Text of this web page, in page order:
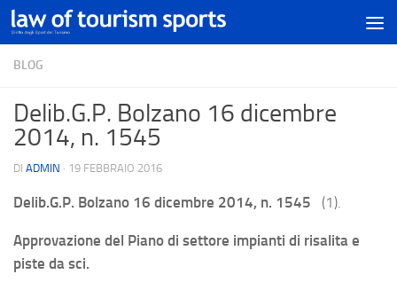
BLOG
Delib.G.P. Bolzano 16 dicembre
2014, n. 1545
DI ADMIN · 19 FEBBRAIO 2016
Delib.G.P. Bolzano 16 dicembre 2014, n. 1545 (1).
Approvazione del Piano di settore impianti di risalita e
piste da sci.